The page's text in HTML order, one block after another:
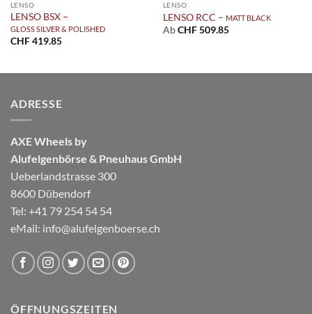
LENSO
LENSO BSX –
GLOSS SILVER & POLISHED
CHF419.85
LENSO
LENSO RCC – MATT BLACK
AbCHF509.85
ADRESSE
AXE Wheels by
Alufelgenbörse & Pneuhaus GmbH
Ueberlandstrasse 300
8600 Dübendorf
Tel: +41 79 254 54 54
eMail: info@alufelgenboerse.ch
ÖFFNUNGSZEITEN